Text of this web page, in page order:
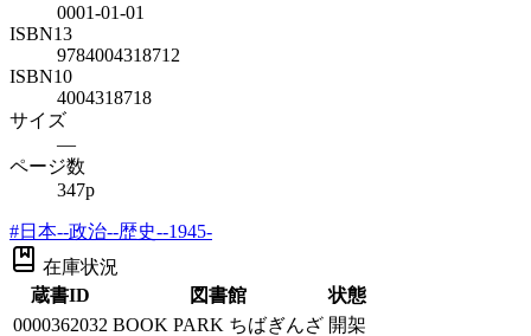
0001-01-01
ISBN13
9784004318712
ISBN10
4004318718
サイズ
—
ページ数
347p
#日本--政治--歴史--1945-
在庫状況
蔵書ID
図書館
状態
0000362032 BOOK PARK ちばぎんざ 開架